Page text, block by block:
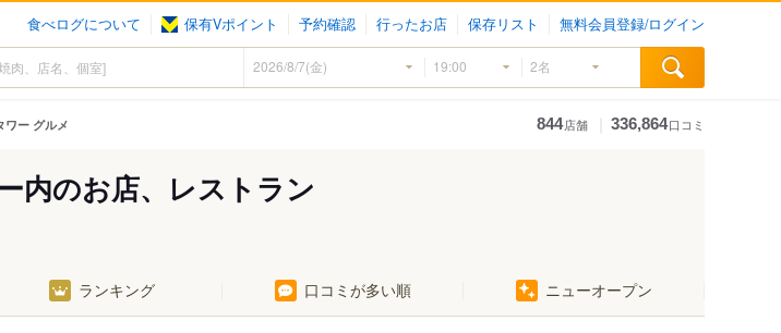
食べログについて 保有Vポイント 予約確認 行ったお店 保存リスト 無料会員登録/ログイン
ワー グルメ 844店舗 336,864口コミ
内のお店、レストラン
ランキング 口コミが多い順 ニューオープン